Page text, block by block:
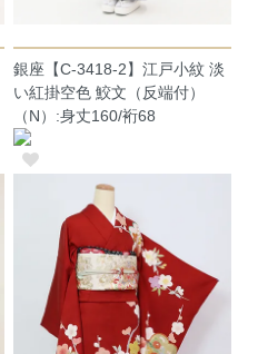
銀座【C-3418-2】江戸小紋 淡
い紅掛空色 鮫文（反端付）
（N）:身丈160/裄68